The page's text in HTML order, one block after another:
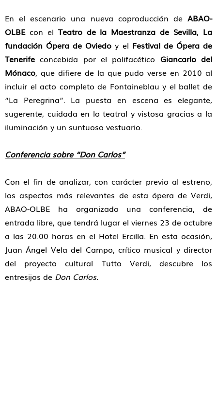
En el escenario una nueva coproducción de ABAO-
OLBEcon el Teatro de la Maestranza de Sevilla, La
fundación Ópera de Oviedo y el Festival de Ópera de
Tenerife concebida por el polifacético Giancarlo del
Mónaco, que difiere de la que pudo verse en 2010 al
incluir el acto completo de Fontaineblau y el ballet de
“La Peregrina”. La puesta en escena es elegante,
sugerente, cuidada en lo teatral y vistosa gracias a la
iluminación y un suntuoso vestuario.
Conferencia sobre “Don Carlos”
Con el fin de analizar, con carácter previo al estreno,
los aspectos más relevantes de esta ópera de Verdi,
ABAO-OLBE ha organizado una conferencia, de
entrada libre, que tendrá lugar el viernes 23 de octubre
a las 20.00 horas en el Hotel Ercilla. En esta ocasión,
Juan Ángel Vela del Campo, crítico musical y director
del proyecto cultural Tutto Verdi, descubre los
entresijos de Don Carlos.